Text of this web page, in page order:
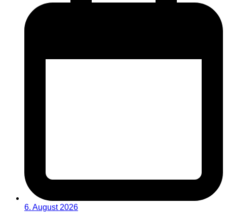
6. August 2026